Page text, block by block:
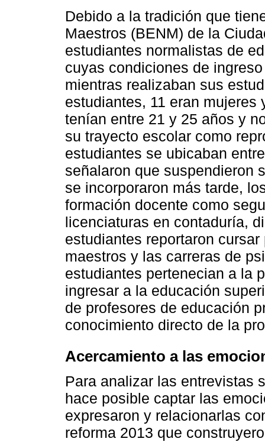
Debido a la tradición que
Maestros (BENM) de la
estudiantes normalistas de
cuyas condiciones de
mientras realizaban sus
estudiantes, 11 eran
tenían entre 21 y 25 años y
su trayecto escolar como
estudiantes se ubicaban
señalaron que suspendieron
se incorporaron más tarde,
formación docente como
licenciaturas en contaduría,
estudiantes reportaron
maestros y las carreras de
estudiantes pertenecian a la
ingresar a la educación
de profesores de educación
conocimiento directo de la
Acercamiento a las
Para analizar las entrevistas
hace posible captar las
expresaron y relacionarlas
reforma 2013 que